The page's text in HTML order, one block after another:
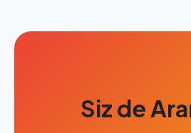
Siz de